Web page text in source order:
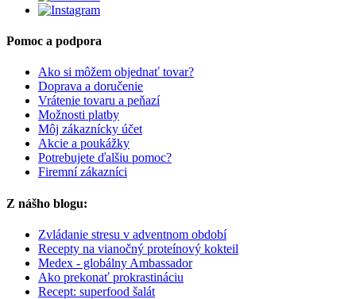
Pomoc a podpora
Ako si môžem objednať tovar?
Doprava a doručenie
Vrátenie tovaru a peňazí
Možnosti platby
Môj zákaznícky účet
Akcie a poukážky
Potrebujete ďalšiu pomoc?
Firemní zákazníci
Z nášho blogu:
Zvládanie stresu v adventnom období
Recepty na vianočný proteínový kokteil
Medex - globálny Ambassador
Ako prekonať prokrastináciu
Recept: superfood šalát